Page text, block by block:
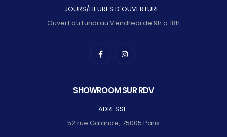
JOURS/HEURES D'OUVERTURE :
Ouvert du Lundi au Vendredi de 9h à 18h
SHOWROOM SUR RDV
ADRESSE:
52 rue Galande, 75005 Paris